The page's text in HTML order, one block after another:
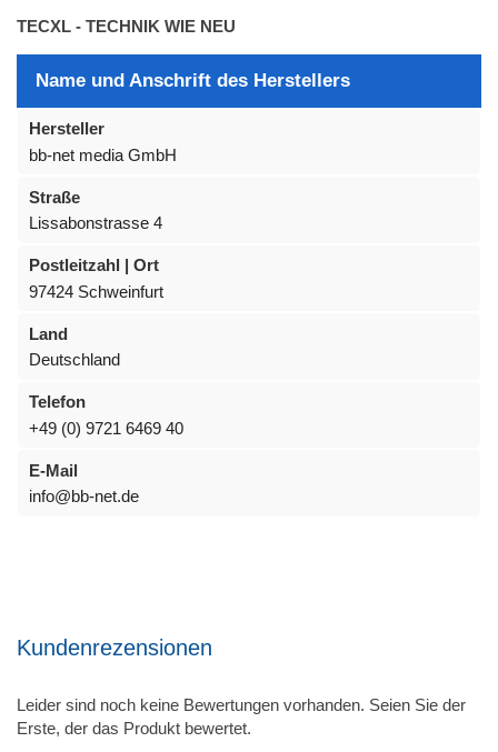
TECXL - TECHNIK WIE NEU
Name und Anschrift des Herstellers
Hersteller
bb-net media GmbH
Straße
Lissabonstrasse 4
Postleitzahl | Ort
97424 Schweinfurt
Land
Deutschland
Telefon
+49 (0) 9721 6469 40
E-Mail
info@bb-net.de
Kundenrezensionen
Leider sind noch keine Bewertungen vorhanden. Seien Sie der
Erste, der das Produkt bewertet.